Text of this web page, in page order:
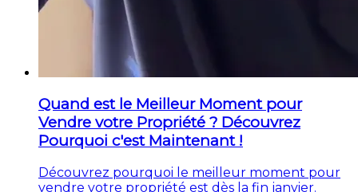
Quand est le Meilleur Moment pour
Vendre votre Propriété ? Découvrez
Pourquoi c'est Maintenant !
Découvrez pourquoi le meilleur moment pour
vendre votre propriété est dès la fin janvier.